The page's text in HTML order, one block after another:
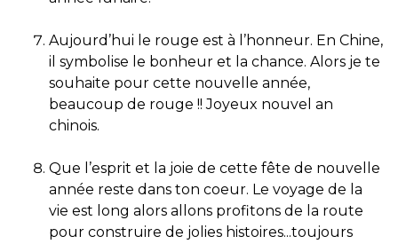
Aujourd’hui le rouge est à l’honneur. En Chine,
il symbolise le bonheur et la chance. Alors je te
souhaite pour cette nouvelle année,
beaucoup de rouge !! Joyeux nouvel an
chinois.
Que l’esprit et la joie de cette fête de nouvelle
année reste dans ton coeur. Le voyage de la
vie est long alors allons profitons de la route
pour construire de jolies histoires...toujours